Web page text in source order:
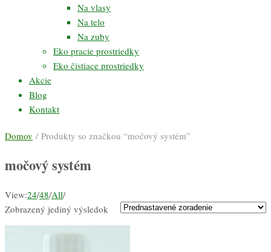
Na vlasy
Na telo
Na zuby
Eko pracie prostriedky
Eko čistiace prostriedky
Akcie
Blog
Kontakt
Domov / Produkty so značkou “močový systém”
močový systém
View:24/48/All/
Zobrazený jediný výsledok